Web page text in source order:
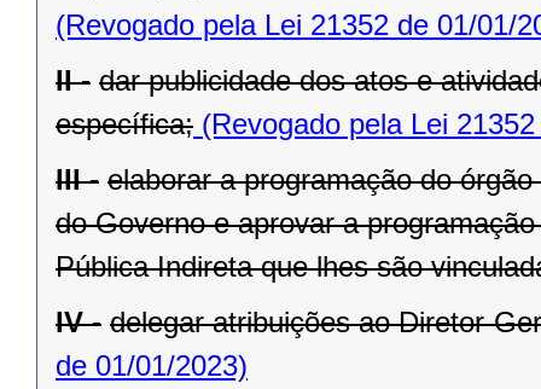
(Revogado pela Lei 21352 de 01/01/
II - dar publicidade dos atos e
específica; (Revogado pela Lei
III - elaborar a programação do
do Governo e aprovar a
Pública Indireta que lhes são
IV - delegar atribuições ao Diretor-
de 01/01/2023)